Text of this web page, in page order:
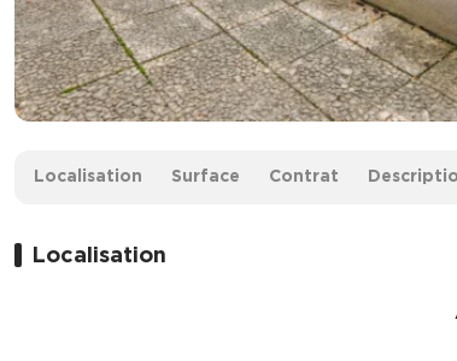
Prix de vente :
Localisation Surface Contrat
Localisation